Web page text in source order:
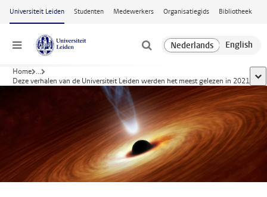
Ga naar hoofdinhoud
Universiteit Leiden Studenten Medewerkers Organisatiegids Bibliotheek
Menu
Home ...
Deze verhalen van de Universiteit Leiden werden het meest gelezen in 2021